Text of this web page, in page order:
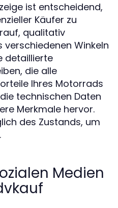
ist entscheidend,
Käufer zu
qualitativ
Winkeln
detaillierte
die alle
Ihres Motorrads
technischen Daten
Merkmale hervor.
des Zustands, um
Medien